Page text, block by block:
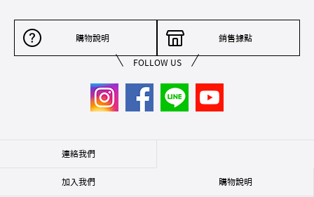
購物說明 銷售據點
FOLLOW US
連絡我們
加入我們 購物說明